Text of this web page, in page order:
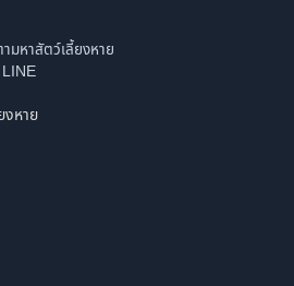
มหาสัตว์เลี้ยงหาย
งหาย